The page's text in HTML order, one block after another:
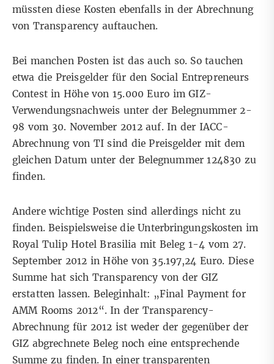
müssten diese Kosten ebenfalls in der Abrechnung
von Transparency auftauchen.
Bei manchen Posten ist das auch so. So tauchen
etwa die Preisgelder für den Social Entrepreneurs
Contest in Höhe von 15.000 Euro im GIZ-
Verwendungsnachweis unter der Belegnummer 2-
98 vom 30. November 2012 auf. In der IACC-
Abrechnung von TI sind die Preisgelder mit dem
gleichen Datum unter der Belegnummer 124830 zu
finden.
Andere wichtige Posten sind allerdings nicht zu
finden. Beispielsweise die Unterbringungskosten im
Royal Tulip Hotel Brasilia mit Beleg 1-4 vom 27.
September 2012 in Höhe von 35.197,24 Euro. Diese
Summe hat sich Transparency von der GIZ
erstatten lassen. Beleginhalt: „Final Payment for
AMM Rooms 2012“. In der Transparency-
Abrechnung für 2012 ist weder der gegenüber der
GIZ abgrechnete Beleg noch eine entsprechende
Summe zu finden. In einer transparenten